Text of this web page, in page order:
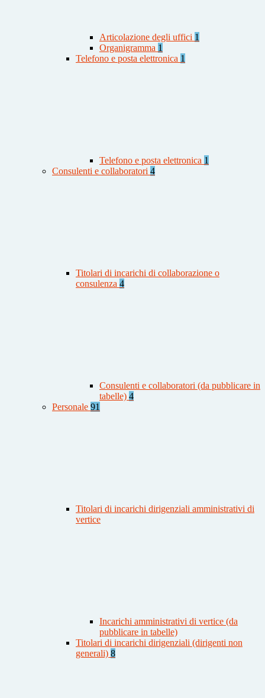
Articolazione degli uffici 1
Organigramma 1
Telefono e posta elettronica 1
Telefono e posta elettronica 1
Consulenti e collaboratori 4
Titolari di incarichi di collaborazione o
consulenza 4
Consulenti e collaboratori (da pubblicare in
tabelle) 4
Personale 91
Titolari di incarichi dirigenziali amministrativi di
vertice
Incarichi amministrativi di vertice (da
pubblicare in tabelle)
Titolari di incarichi dirigenziali (dirigenti non
generali) 8